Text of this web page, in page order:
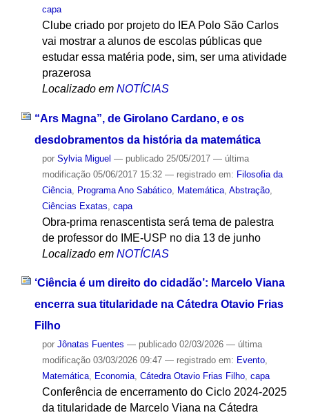
capa
Clube criado por projeto do IEA Polo São Carlos
vai mostrar a alunos de escolas públicas que
estudar essa matéria pode, sim, ser uma atividade
prazerosa
Localizado em NOTÍCIAS
“Ars Magna”, de Girolano Cardano, e os
desdobramentos da história da matemática
por Sylvia Miguel — publicado25/05/2017 — última
modificação05/06/2017 15:32 — registrado em: Filosofia da
Ciência, Programa Ano Sabático, Matemática, Abstração,
Ciências Exatas capa
Obra-prima renascentista será tema de palestra
de professor do IME-USP no dia 13 de junho
Localizado em NOTÍCIAS
‘Ciência é um direito do cidadão’: Marcelo Viana
encerra sua titularidade na Cátedra Otavio Frias
Filho
por Jônatas Fuentes — publicado02/03/2026 — última
modificação03/03/2026 09:47 — registrado em: Evento,
Matemática, Economia, Cátedra Otavio Frias Filho, capa
Conferência de encerramento do Ciclo 2024-2025
da titularidade de Marcelo Viana na Cátedra